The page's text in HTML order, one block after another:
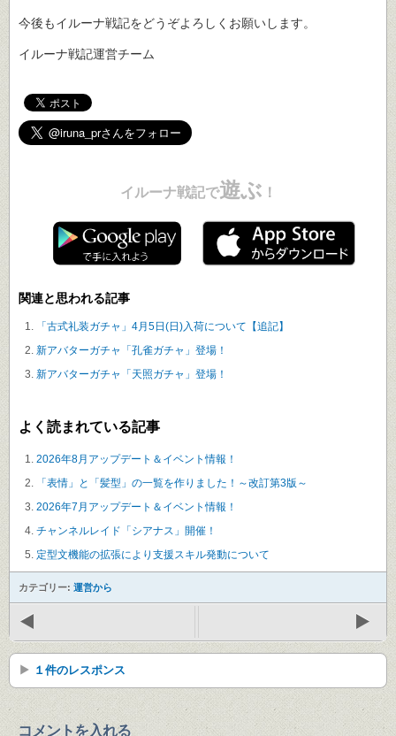
今後もイルーナ戦記をどうぞよろしくお願いします。
イルーナ戦記運営チーム
イルーナ戦記で遊ぶ ！
関連と思われる記事
「古式礼装ガチャ」4月5日(日)入荷について【追記】
新アバターガチャ「孔雀ガチャ」登場！
新アバターガチャ「天照ガチャ」登場！
よく読まれている記事
2026年8月アップデート＆イベント情報！
「表情」と「髪型」の一覧を作りました！～改訂第3版～
2026年7月アップデート＆イベント情報！
チャンネルレイド「シアナス」開催！
定型文機能の拡張により支援スキル発動について
カテゴリー: 運営から
１件のレスポンス
コメントを入れる